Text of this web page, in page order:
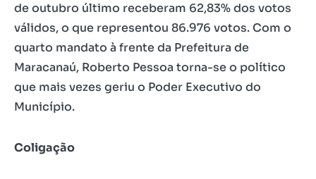
de outubro último receberam 62,83% dos votos
válidos, o que representou 86.976 votos. Com o
quarto mandato à frente da Prefeitura de
Maracanaú, Roberto Pessoa torna-se o político
que mais vezes geriu o Poder Executivo do
Município.
Coligação